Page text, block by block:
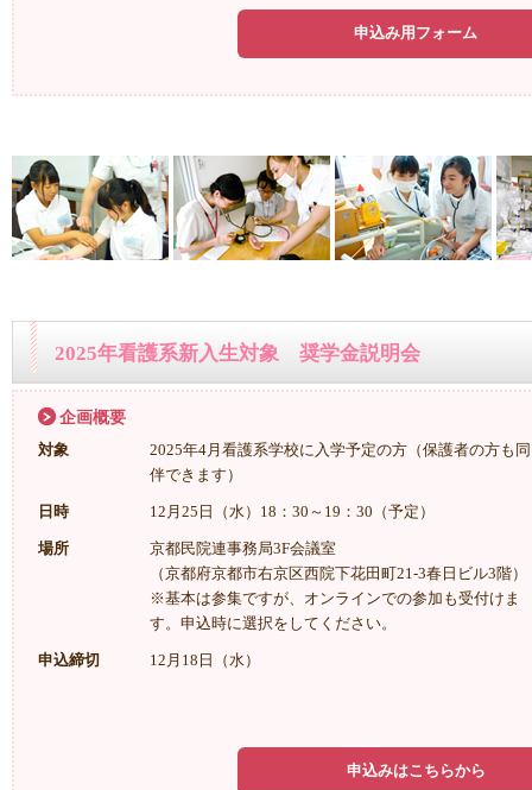
申込み用フォーム
2025年看護系新入生対象 奨学金説明会
企画概要
対象
2025年4月看護系学校に入学予定の方（保護者の方も同
伴できます）
日時 12月25日（水）18：30～19：30（予定）
場所
京都民院連事務局3F会議室
（京都府京都市右京区西院下花田町21-3春日ビル3階）
※基本は参集ですが、オンラインでの参加も受付けま
す。申込時に選択をしてください。
申込締切 12月18日（水）
申込みはこちらから